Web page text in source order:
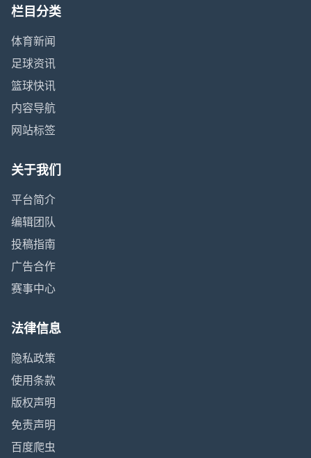
栏目分类
体育新闻
足球资讯
篮球快讯
内容导航
网站标签
关于我们
平台简介
编辑团队
投稿指南
广告合作
赛事中心
法律信息
隐私政策
使用条款
版权声明
免责声明
百度爬虫